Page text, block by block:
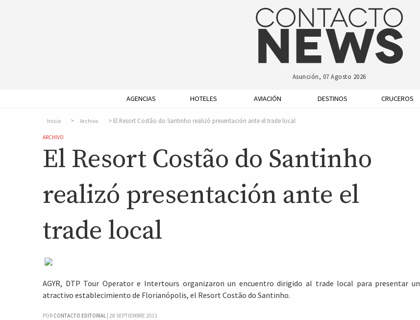
Asunción, 07 Agosto 2026
AGENCIAS HOTELES AVIACIÓN DESTINOS CRUCEROS
Inicio Archivo El Resort Costão do Santinho realizó presentación ante el trade local
ARCHIVO
El Resort Costão do Santinho
realizó presentación ante el
trade local
AGYR, DTP Tour Operator e Intertours organizaron un encuentro dirigido al trade local para presentar un
atractivo establecimiento de Florianópolis, el Resort Costão do Santinho.
POR CONTACTO EDITORIAL | 28 SEPTIEMBRE 2011